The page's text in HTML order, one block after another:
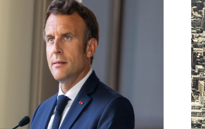
Müsahibə
İdman
Layihə